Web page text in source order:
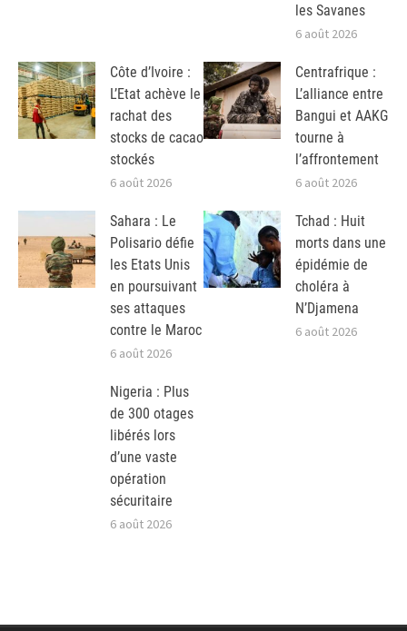
les Savanes
6 août 2026
Côte d’Ivoire :
L’Etat achève le
rachat des
stocks de cacao
stockés
6 août 2026
Centrafrique :
L’alliance entre
Bangui et AAKG
tourne à
l’affrontement
6 août 2026
Sahara : Le
Polisario défie
les Etats Unis
en poursuivant
ses attaques
contre le Maroc
6 août 2026
Tchad : Huit
morts dans une
épidémie de
choléra à
N’Djamena
6 août 2026
Nigeria : Plus
de 300 otages
libérés lors
d’une vaste
opération
sécuritaire
6 août 2026